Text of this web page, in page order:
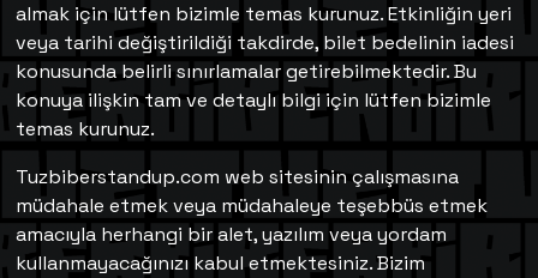
almak için lütfen bizimle temas kurunuz. Etkinliğin yeri
veya tarihi değiştirildiği takdirde, bilet bedelinin iadesi
konusunda belirli sınırlamalar getirebilmektedir. Bu
konuya ilişkin tam ve detaylı bilgi için lütfen bizimle
temas kurunuz.
Tuzbiberstandup.com web sitesinin çalışmasına
müdahale etmek veya müdahaleye teşebbüs etmek
amacıyla herhangi bir alet, yazılım veya yordam
kullanmayacağınızı kabul etmektesiniz. Bizim